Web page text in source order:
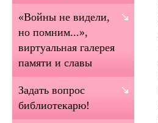
«Войны не видели,
но помним...»,
виртуальная галерея
памяти и славы
Задать вопрос
библиотекарю!